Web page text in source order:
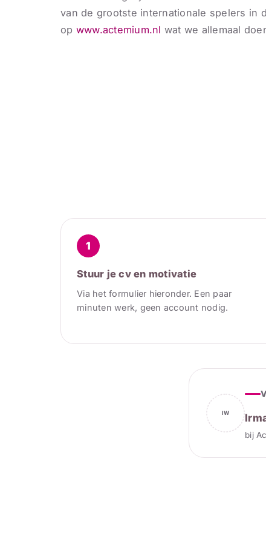
van de grootste internationale spelers in
op www.actemium.nl wat we allemaal
1
Stuur je cv en motivatie
Via het formulier hieronder. Een paar
minuten werk, geen account nodig.
IW
bij